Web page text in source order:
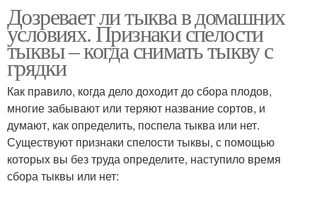
Дозревает ли тыква в домашних
условиях. Признаки спелости
тыквы – когда снимать тыкву с
грядки
Как правило, когда дело доходит до сбора плодов,
многие забывают или теряют название сортов, и
думают, как определить, поспела тыква или нет.
Существуют признаки спелости тыквы, с помощью
которых вы без труда определите, наступило время
сбора тыквы или нет: